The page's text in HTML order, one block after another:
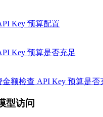
Key 预算配置
Key 预算是否充足
金额检查 API Key 预算是否
型访问